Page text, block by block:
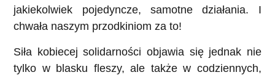
jakiekolwiek pojedyncze, samotne działania. I
chwała naszym przodkiniom za to!
Siła kobiecej solidarności objawia się jednak nie
tylko w blasku fleszy, ale także w codziennych,